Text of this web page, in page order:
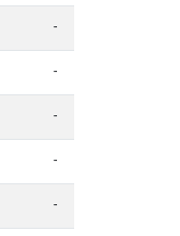
-
-
-
-
-